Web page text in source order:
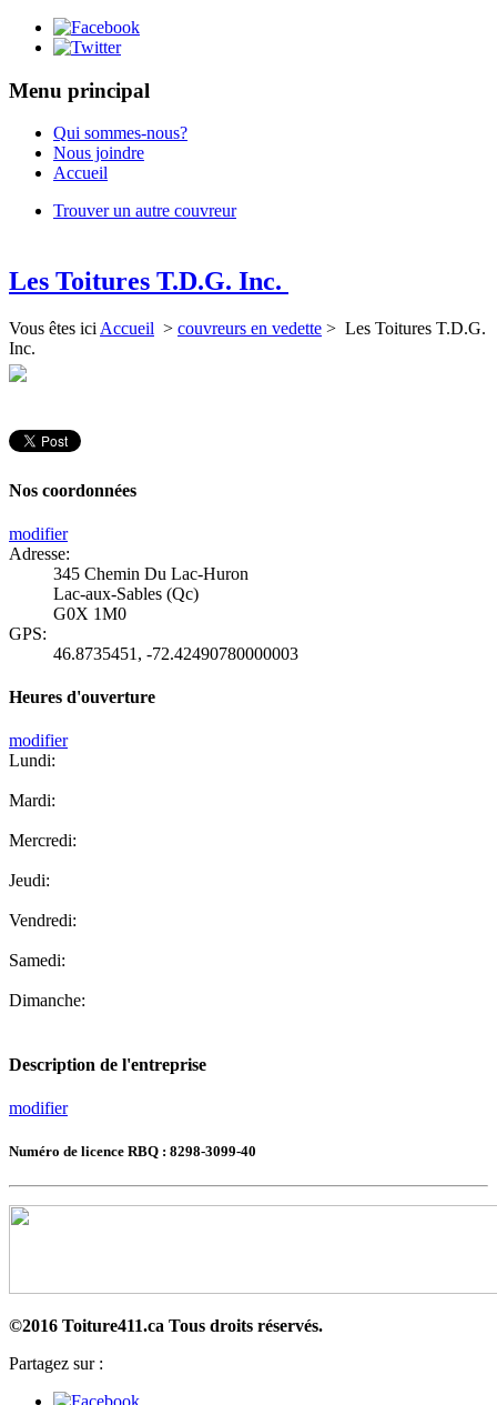
Menu principal
Qui sommes-nous?
Nous joindre
Accueil
Trouver un autre couvreur
Les Toitures T.D.G. Inc.
Vous êtes ici Accueil > couvreurs en vedette > Les Toitures T.D.G.
Inc.
Nos coordonnées
modifier
Adresse:
345 Chemin Du Lac-Huron
Lac-aux-Sables (Qc)
G0X 1M0
GPS:
46.8735451 , -72.42490780000003
Heures d'ouverture
modifier
Lundi:
Mardi:
Mercredi:
Jeudi:
Vendredi:
Samedi:
Dimanche:
Description de l'entreprise
modifier
Numéro de licence RBQ : 8298-3099-40
©2016 Toiture411.ca Tous droits réservés.
Partagez sur :